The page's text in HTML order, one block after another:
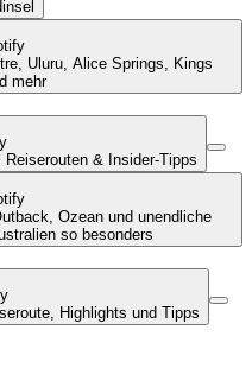
Uluru, Alice Springs, Kings
mehr
& Insider-Tipps
Ozean und unendliche
so besonders
Highlights und Tipps